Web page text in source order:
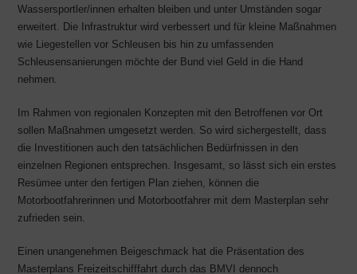
Wassersportler/innen erhalten bleiben und unter Umständen sogar
erweitert. Die Infrastruktur wird verbessert und für kleine Maßnahmen
wie Liegestellen vor Schleusen bis hin zu umfassenden
Schleusensanierungen möchte der Bund viel Geld in die Hand
nehmen.
Im Rahmen von regionalen Konzepten mit den Betroffenen vor Ort
sollen Maßnahmen umgesetzt werden. So wird sichergestellt, dass
die Investitionen auch den tatsächlichen Bedürfnissen in den
einzelnen Regionen entsprechen. Insgesamt, so lässt sich ein erstes
Resümee unter den fertigen Plan ziehen, können die
Motorbootfahrerinnen und Motorbootfahrer mit dem Masterplan sehr
zufrieden sein.
Einen unangenehmen Beigeschmack hat die Präsentation des
Masterplans Freizeitschifffahrt durch das BMVI dennoch